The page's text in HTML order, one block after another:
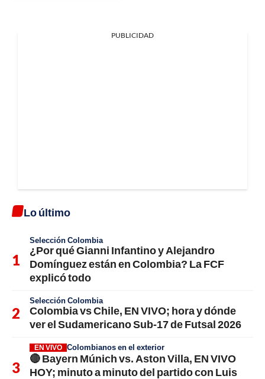
PUBLICIDAD
Lo último
Selección Colombia
¿Por qué Gianni Infantino y Alejandro
Domínguez están en Colombia? La FCF
explicó todo
Selección Colombia
Colombia vs Chile, EN VIVO; hora y dónde
ver el Sudamericano Sub-17 de Futsal 2026
EN VIVO Colombianos en el exterior
🔴 Bayern Múnich vs. Aston Villa, EN VIVO
HOY; minuto a minuto del partido con Luis